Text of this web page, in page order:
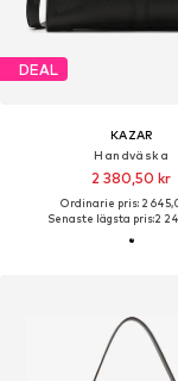
DEAL
KAZAR
Handväska
2 380,50 kr
Ordinarie pris: 2
Senaste lägsta pris:2